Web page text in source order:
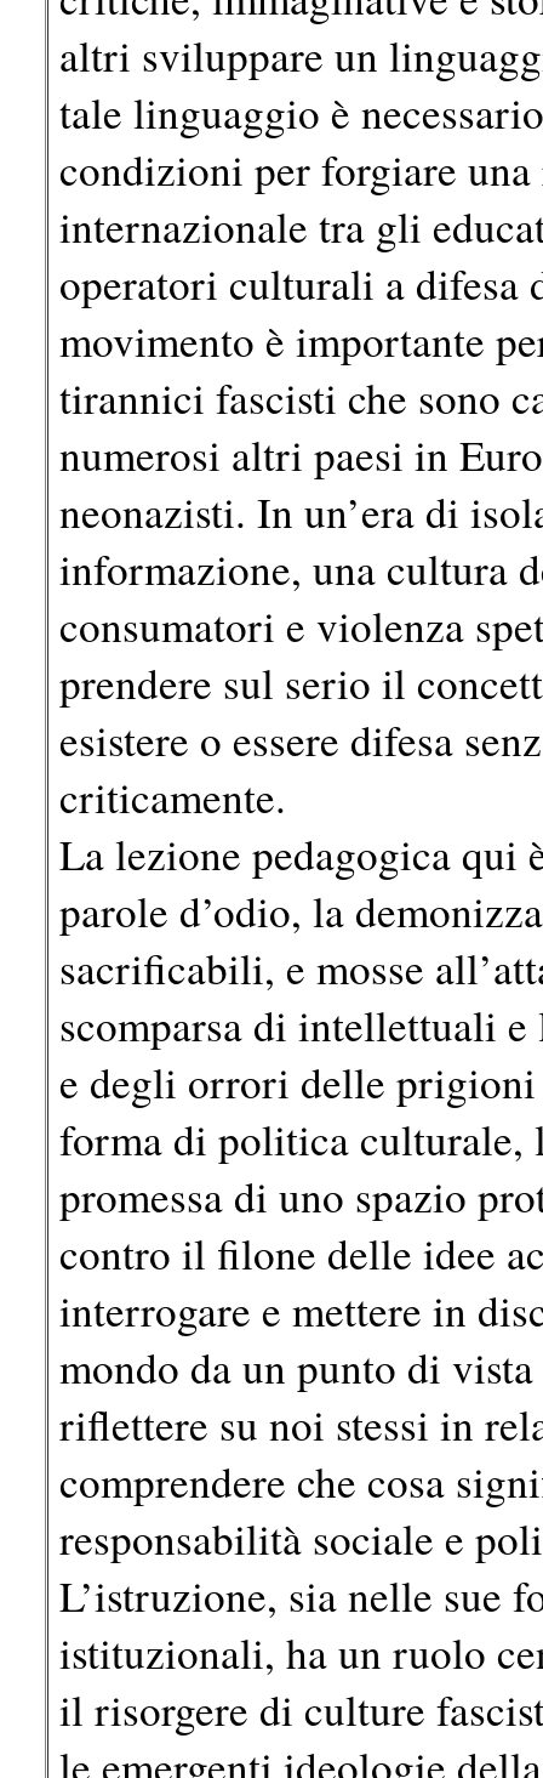
altri sviluppare un
tale linguaggio è
condizioni per forgiare
internazionale tra gli
operatori culturali a difesa
movimento è importante
tirannici fascisti che sono
numerosi altri paesi in
neonazisti. In un’era di
informazione, una cultura
consumatori e violenza
prendere sul serio il
esistere o essere difesa
criticamente.
La lezione pedagogica qui
parole d’odio, la
sacrificabili, e mosse
scomparsa di intellettuali e
e degli orrori delle prigioni
forma di politica culturale,
promessa di uno spazio
contro il filone delle idee
interrogare e mettere in
mondo da un punto di
riflettere su noi stessi in
comprendere che cosa
responsabilità sociale e
L’istruzione, sia nelle sue
istituzionali, ha un ruolo
il risorgere di culture
le emergenti ideologie